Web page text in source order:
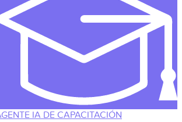
IA DE CAPACITACIÓN